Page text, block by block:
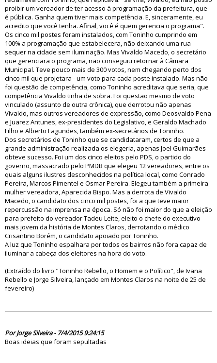
proibir um vereador de ter acesso à programação da prefeitura, que
é pública. Ganha quem tiver mais competência. E, sinceramente, eu
acredito que você tenha. Afinal, você é quem gerencia o programa".
Os cinco mil postes foram instalados, com Toninho cumprindo em
100% a programação que estabelecera, não deixando uma rua
sequer na cidade sem iluminação. Mas Vivaldo Macedo, o secretário
que gerenciara o programa, não conseguiu retornar à Câmara
Municipal. Teve pouco mais de 300 votos, nem chegando perto dos
cinco mil que projetara - um voto para cada poste instalado. Mas não
foi questão de competência, como Toninho acreditava que seria, que
competência Vivaldo tinha de sobra. Foi questão mesmo de voto
vinculado (assunto de outra crônica), que derrotou não apenas
Vivaldo, mas outros vereadores de expressão, como Deosvaldo Pena
e Juarez Antunes, ex-presidentes do Legislativo, e Geraldo Machado
Filho e Alberto Fagundes, também ex-secretários de Toninho.
Dos secretários de Toninho que se candidataram, certos de que a
grande administração realizada os elegeria, apenas Joel Guimarães
obteve sucesso. Foi um dos cinco eleitos pelo PDS, o partido do
governo, massacrado pelo PMDB que elegeu 12 vereadores, entre os
quais alguns ilustres desconhecidos na política local, como Conrado
Pereira, Marcos Pimentel e Osmar Pereira. Elegeu também a primeira
mulher vereadora, Aparecida Bispo. Mas a derrota de Vivaldo
Macedo, o candidato dos cinco mil postes, foi a que teve maior
repercussão na imprensa na época. Só não foi maior do que a eleição
para prefeito do vereador Tadeu Leite, eleito o chefe do executivo
mais jovem da história de Montes Claros, derrotando o médico
Crisantino Borém, o candidato apoiado por Toninho.
A luz que Toninho espalhara por todos os bairros não fora capaz de
iluminar a cabeça dos eleitores na hora do voto.
(Extraído do livro "Toninho Rebello, o Homem e o Político", de Ivana
Rebello e Jorge Silveira, lançado em Montes Claros na noite de 25 de
fevereiro)
Por Jorge Silveira - 7/4/2015 9:24:15
Boas ideias que foram sepultadas